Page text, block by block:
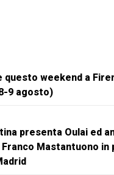
questo weekend a
9 agosto)
presenta Oulai ed
Franco Mastantuono